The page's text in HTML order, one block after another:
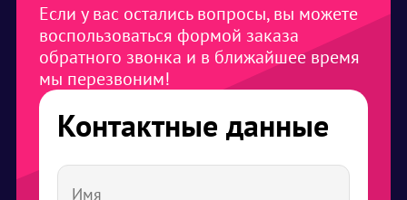
Если у вас остались вопросы, вы можете
воспользоваться формой заказа
обратного звонка и в ближайшее время
мы перезвоним!
Контактные данные